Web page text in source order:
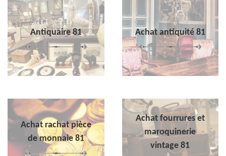
Antiquaire 81 Achat antiquité 81
Achat rachat pièce
de monnaie 81
Achat fourrures et
maroquinerie
vintage 81